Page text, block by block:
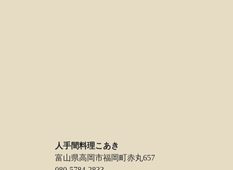
人手間料理こあき
富山県高岡市福岡町赤丸657